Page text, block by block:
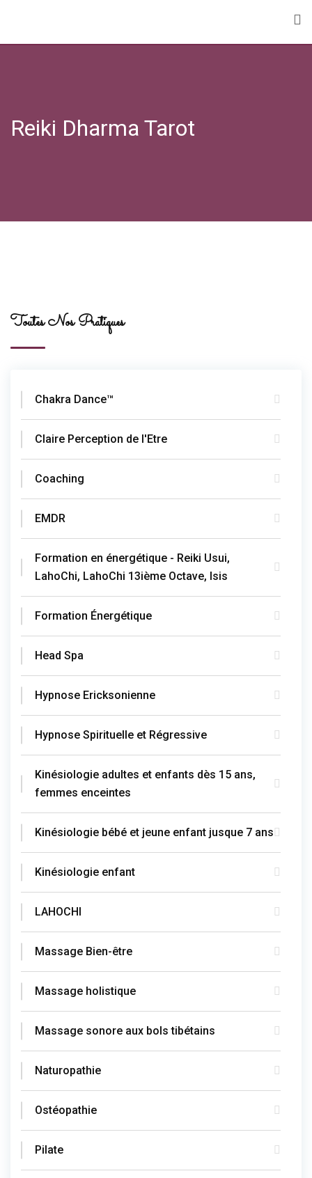
content
Reiki Dharma Tarot
Toutes Nos Pratiques
Chakra Dance™
Claire Perception de l'Etre
Coaching
EMDR
Formation en énergétique - Reiki Usui,
LahoChi, LahoChi 13ième Octave, Isis
Formation Énergétique
Head Spa
Hypnose Ericksonienne
Hypnose Spirituelle et Régressive
Kinésiologie adultes et enfants dès 15 ans,
femmes enceintes
Kinésiologie bébé et jeune enfant jusque 7 ans
Kinésiologie enfant
LAHOCHI
Massage Bien-être
Massage holistique
Massage sonore aux bols tibétains
Naturopathie
Ostéopathie
Pilate